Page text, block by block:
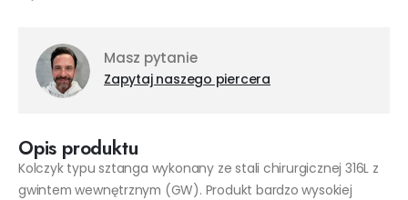
Masz pytanie
Zapytaj naszego piercera
Opis produktu
Kolczyk typu sztanga wykonany ze stali chirurgicznej 316L z
gwintem wewnętrznym (GW). Produkt bardzo wysokiej